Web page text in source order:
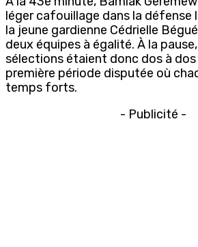
léger cafouillage dans la défense
la jeune gardienne Cédrielle Bégué
deux équipes à égalité. À la
sélections étaient donc dos à dos
première période disputée où
temps forts.
- Publicité -